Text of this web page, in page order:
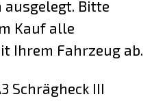
Bitte
Kauf alle
Ihrem Fahrzeug ab.
Schrägheck III